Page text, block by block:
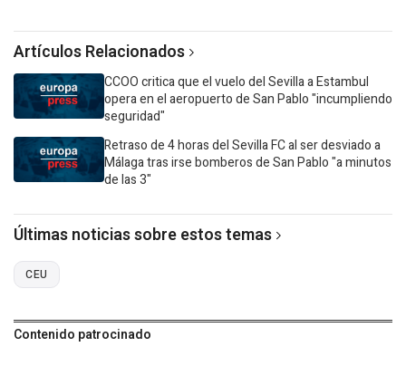
Artículos Relacionados
CCOO critica que el vuelo del Sevilla a Estambul
opera en el aeropuerto de San Pablo "incumpliendo
seguridad"
Retraso de 4 horas del Sevilla FC al ser desviado a
Málaga tras irse bomberos de San Pablo "a minutos
de las 3"
Últimas noticias sobre estos temas
CEU
Contenido patrocinado